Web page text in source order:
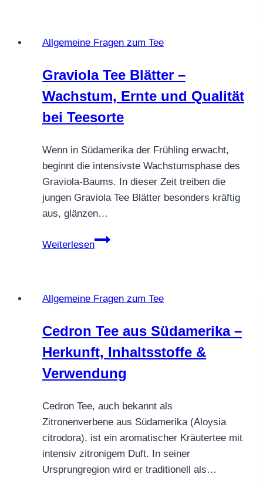
Stiefmütterchentee?
Allgemeine Fragen zum Tee
Graviola Tee Blätter –
Wachstum, Ernte und Qualität
bei Teesorte
Wenn in Südamerika der Frühling erwacht,
beginnt die intensivste Wachstumsphase des
Graviola-Baums. In dieser Zeit treiben die
jungen Graviola Tee Blätter besonders kräftig
aus, glänzen…
Weiterlesen
Graviola
Wachstum,
und
Qualität
bei
Teesorte
Allgemeine Fragen zum Tee
Cedron Tee aus Südamerika –
Herkunft, Inhaltsstoffe &
Verwendung
Cedron Tee, auch bekannt als
Zitronenverbene aus Südamerika (Aloysia
citrodora), ist ein aromatischer Kräutertee mit
intensiv zitronigem Duft. In seiner
Ursprungregion wird er traditionell als…